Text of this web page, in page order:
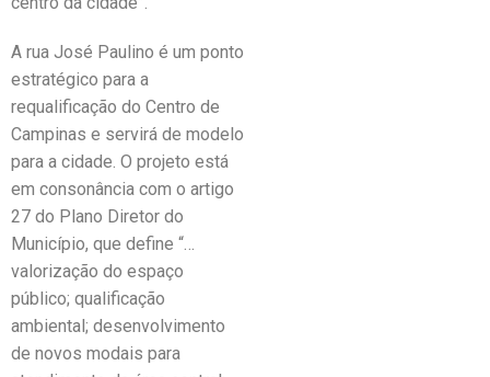
A rua José Paulino é um ponto
estratégico para a
requalificação do Centro de
Campinas e servirá de modelo
para a cidade. O projeto está
em consonância com o artigo
27 do Plano Diretor do
Município, que define “…
valorização do espaço
público; qualificação
ambiental; desenvolvimento
de novos modais para